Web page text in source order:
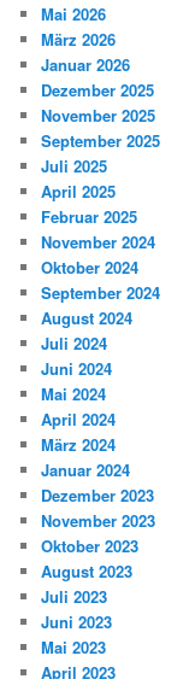
Mai 2026
März 2026
Januar 2026
Dezember 2025
November 2025
September 2025
Juli 2025
April 2025
Februar 2025
November 2024
Oktober 2024
September 2024
August 2024
Juli 2024
Juni 2024
Mai 2024
April 2024
März 2024
Januar 2024
Dezember 2023
November 2023
Oktober 2023
August 2023
Juli 2023
Juni 2023
Mai 2023
April 2023